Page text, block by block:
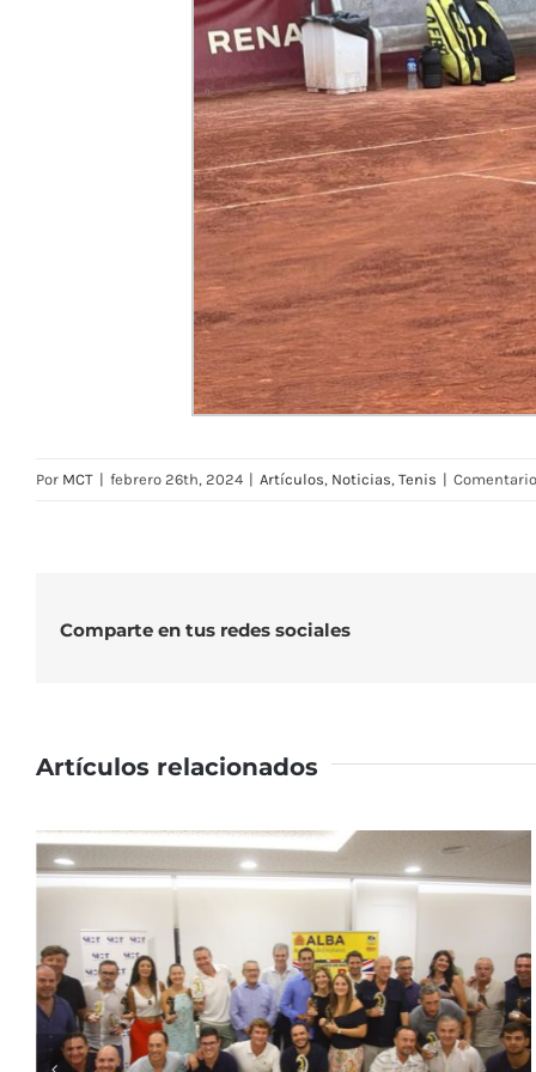
Por MCT | febrero 26th, 2024 | Artículos, Noticias, Tenis |
Comparte en tus redes sociales
Artículos relacionados